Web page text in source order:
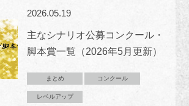
2026.05.19
主なシナリオ公募コンクール・
脚本賞一覧（2026年5月更新）
まとめ コンクール
レベルアップ